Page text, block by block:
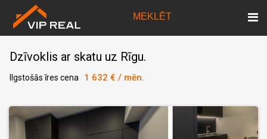
MEKLĒT
Dzīvoklis ar skatu uz Rīgu.
Ilgstošās īres cena 1 632 € / mēn.